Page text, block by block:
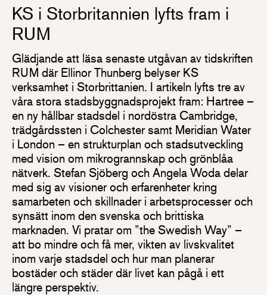
KS i Storbritannien lyfts fram i
RUM
Glädjande att läsa senaste utgåvan av tidskriften
RUM där Ellinor Thunberg belyser KS
verksamhet i Storbrittanien. I artikeln lyfts tre av
våra stora stadsbyggnadsprojekt fram: Hartree –
en ny hållbar stadsdel i nordöstra Cambridge,
trädgårdssten i Colchester samt Meridian Water
i London – en strukturplan och stadsutveckling
med vision om mikrogrannskap och grönblåa
nätverk. Stefan Sjöberg och Angela Woda delar
med sig av visioner och erfarenheter kring
samarbeten och skillnader i arbetsprocesser och
synsätt inom den svenska och brittiska
marknaden. Vi pratar om ”the Swedish Way” –
att bo mindre och få mer, vikten av livskvalitet
inom varje stadsdel och hur man planerar
bostäder och städer där livet kan pågå i ett
längre perspektiv.